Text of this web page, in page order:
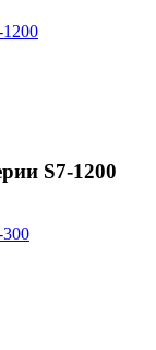
S7-1200